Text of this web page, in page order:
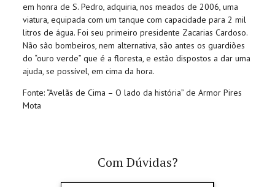
em honra de S. Pedro, adquiria, nos meados de 2006, uma
viatura, equipada com um tanque com capacidade para 2 mil
litros de água. Foi seu primeiro presidente Zacarias Cardoso.
Não são bombeiros, nem alternativa, são antes os guardiões
do “ouro verde” que é a floresta, e estão dispostos a dar uma
ajuda, se possível, em cima da hora.
Fonte: “Avelãs de Cima – O lado da história” de Armor Pires
Mota
Com Dúvidas?